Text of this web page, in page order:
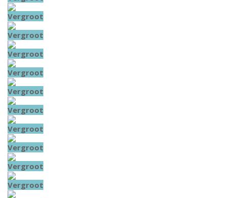
Vergroot
Vergroot
Vergroot
Vergroot
Vergroot
Vergroot
Vergroot
Vergroot
Vergroot
Vergroot